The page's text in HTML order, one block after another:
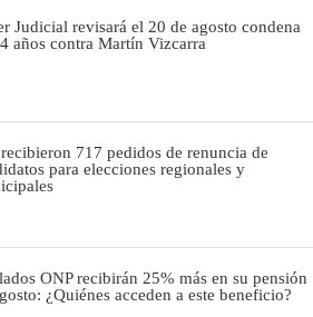
Judicial revisará el 20 de agosto condena
años contra Martín Vizcarra
717 pedidos de renuncia de
para elecciones regionales y
ONP recibirán 25% más en su pensión
¿Quiénes acceden a este beneficio?